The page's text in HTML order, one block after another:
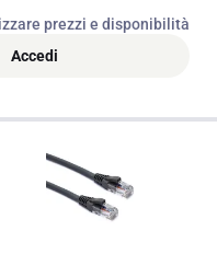
prezzi e disponibilità
Accedi